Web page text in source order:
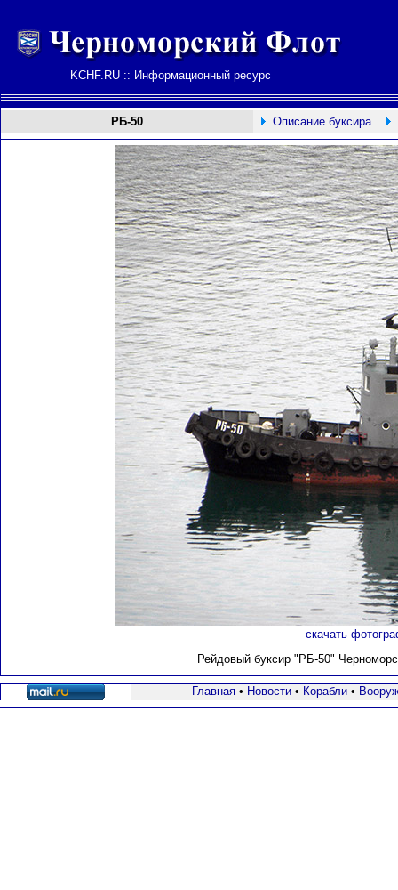
KCHF.RU :: Информационный ресурс
РБ-50 Описание буксира
скачать
Рейдовый буксир "РБ-50"
Главная• Новости• Корабли•